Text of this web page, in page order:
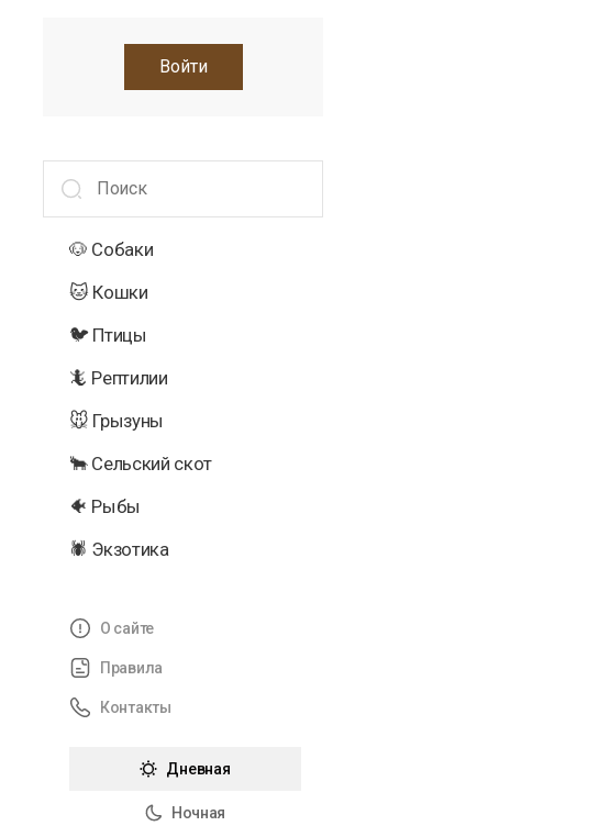
Войти
🐶 Собаки
🐱 Кошки
🐦 Птицы
🦎 Рептилии
🐭 Грызуны
🐂 Сельский скот
🐠 Рыбы
🕷️ Экзотика
О сайте
Правила
Контакты
Дневная
Ночная